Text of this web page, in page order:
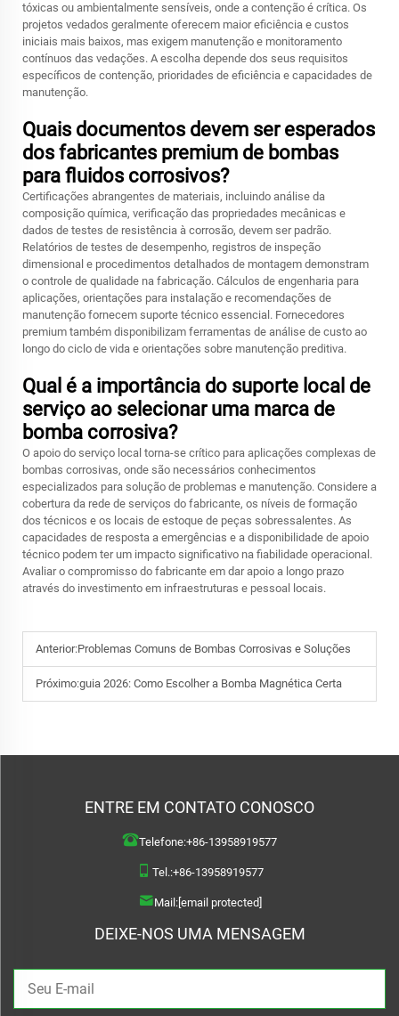
tóxicas ou ambientalmente sensíveis, onde a contenção é crítica. Os
projetos vedados geralmente oferecem maior eficiência e custos
iniciais mais baixos, mas exigem manutenção e monitoramento
contínuos das vedações. A escolha depende dos seus requisitos
específicos de contenção, prioridades de eficiência e capacidades de
manutenção.
Quais documentos devem ser esperados
dos fabricantes premium de bombas
para fluidos corrosivos?
Certificações abrangentes de materiais, incluindo análise da
composição química, verificação das propriedades mecânicas e
dados de testes de resistência à corrosão, devem ser padrão.
Relatórios de testes de desempenho, registros de inspeção
dimensional e procedimentos detalhados de montagem demonstram
o controle de qualidade na fabricação. Cálculos de engenharia para
aplicações, orientações para instalação e recomendações de
manutenção fornecem suporte técnico essencial. Fornecedores
premium também disponibilizam ferramentas de análise de custo ao
longo do ciclo de vida e orientações sobre manutenção preditiva.
Qual é a importância do suporte local de
serviço ao selecionar uma marca de
bomba corrosiva?
O apoio do serviço local torna-se crítico para aplicações complexas de
bombas corrosivas, onde são necessários conhecimentos
especializados para solução de problemas e manutenção. Considere a
cobertura da rede de serviços do fabricante, os níveis de formação
dos técnicos e os locais de estoque de peças sobressalentes. As
capacidades de resposta a emergências e a disponibilidade de apoio
técnico podem ter um impacto significativo na fiabilidade operacional.
Avaliar o compromisso do fabricante em dar apoio a longo prazo
através do investimento em infraestruturas e pessoal locais.
Anterior:Problemas Comuns de Bombas Corrosivas e Soluções
Próximo:guia 2026: Como Escolher a Bomba Magnética Certa
ENTRE EM CONTATO CONOSCO
Telefone:+86-13958919577
Tel.:+86-13958919577
Mail:[email protected]
DEIXE-NOS UMA MENSAGEM